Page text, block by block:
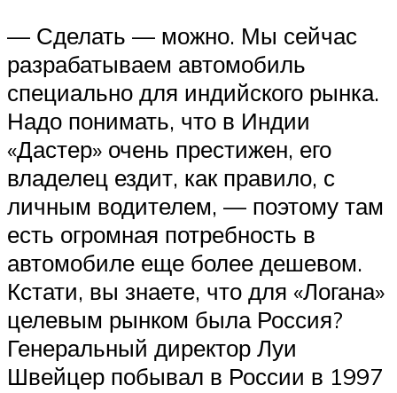
— Сделать — можно. Мы сейчас
разрабатываем автомобиль
специально для индийского рынка.
Надо понимать, что в Индии
«Дастер» очень престижен, его
владелец ездит, как правило, с
личным водителем, — поэтому там
есть огромная потребность в
автомобиле еще более дешевом.
Кстати, вы знаете, что для «Логана»
целевым рынком была Россия?
Генеральный директор Луи
Швейцер побывал в России в 1997